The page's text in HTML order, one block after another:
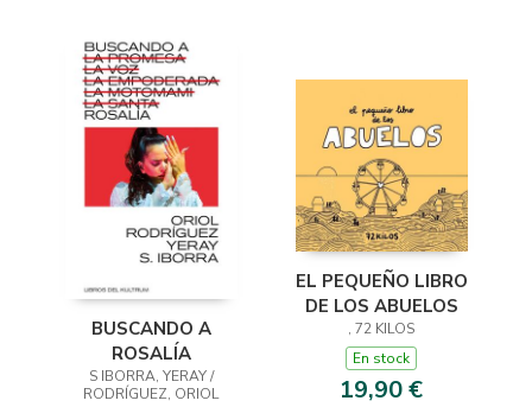
BUSCANDO A
ROSALÍA
S IBORRA, YERAY /
RODRÍGUEZ, ORIOL
EL PEQUEÑO LIBRO
DE LOS ABUELOS
, 72 KILOS
En stock
19,90 €